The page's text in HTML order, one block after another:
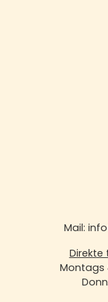
Mail:
Direkte
Montags